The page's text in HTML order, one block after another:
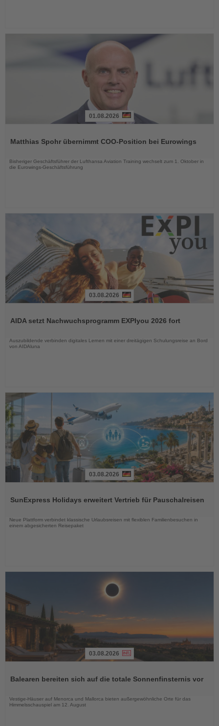
die
01.08.2026
Matthias Spohr übernimmt COO-Position bei Eurowings
Bisheriger Geschäftsführer der Lufthansa Aviation Training wechselt zum 1. Oktober in
die Eurowings-Geschäftsführung
die
03.08.2026
AIDA setzt Nachwuchsprogramm EXPIyou 2026 fort
Auszubildende verbinden digitales Lernen mit einer dreitägigen Schulungsreise an Bord
von AIDAluna
die
03.08.2026
SunExpress Holidays erweitert Vertrieb für Pauschalreisen
Neue Plattform verbindet klassische Urlaubsreisen mit flexiblen Familienbesuchen in
einem abgesicherten Reisepaket
die
03.08.2026
Balearen bereiten sich auf die totale Sonnenfinsternis vor
Vestige-Häuser auf Menorca und Mallorca bieten außergewöhnliche Orte für das
Himmelsschauspiel am 12. August